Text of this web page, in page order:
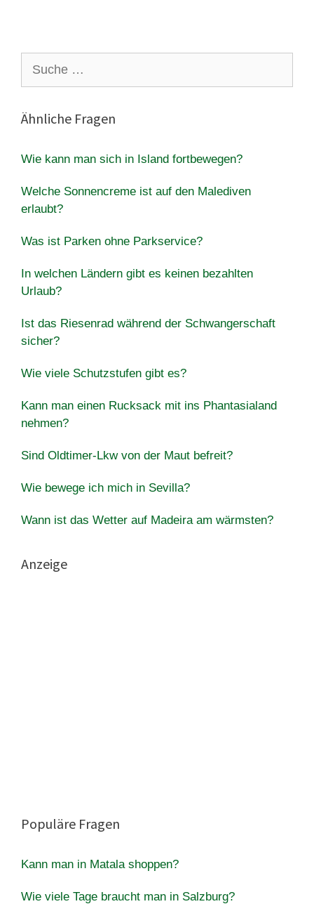
nach:
Ähnliche Fragen
Wie kann man sich in Island fortbewegen?
Welche Sonnencreme ist auf den Malediven
erlaubt?
Was ist Parken ohne Parkservice?
In welchen Ländern gibt es keinen bezahlten
Urlaub?
Ist das Riesenrad während der Schwangerschaft
sicher?
Wie viele Schutzstufen gibt es?
Kann man einen Rucksack mit ins Phantasialand
nehmen?
Sind Oldtimer-Lkw von der Maut befreit?
Wie bewege ich mich in Sevilla?
Wann ist das Wetter auf Madeira am wärmsten?
Anzeige
Populäre Fragen
Kann man in Matala shoppen?
Wie viele Tage braucht man in Salzburg?